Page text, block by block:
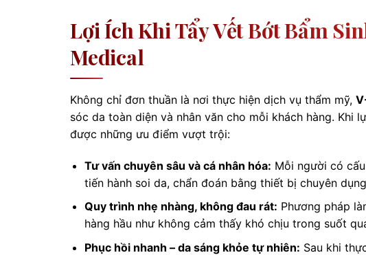
Lợi Ích Khi Tẩy Vết Bớt Bẩm
Medical
Không chỉ đơn thuần là nơi thực hiện dịch vụ thẩm mỹ,
sóc da toàn diện và nhân văn cho mỗi khách hàng. Khi
được những ưu điểm vượt trội:
Tư vấn chuyên sâu và cá nhân hóa: Mỗi người có
tiến hành soi da, chẩn đoán bằng thiết bị chuyên
Quy trình nhẹ nhàng, không đau rát: Phương pháp
hàng hầu như không cảm thấy khó chịu trong suốt
Phục hồi nhanh – da sáng khỏe tự nhiên: Sau khi